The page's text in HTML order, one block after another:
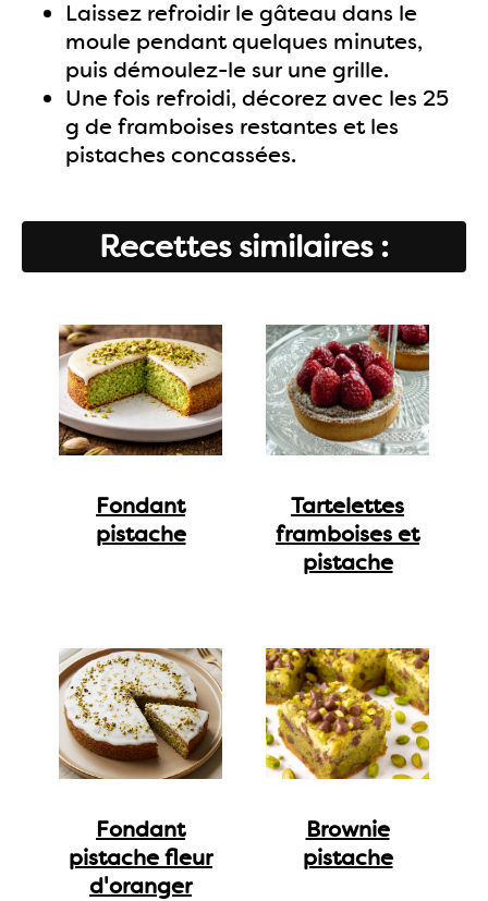
Laissez refroidir le gâteau dans le
moule pendant quelques minutes,
puis démoulez-le sur une grille.
Une fois refroidi, décorez avec les 25
g de framboises restantes et les
pistaches concassées.
Recettes similaires :
Fondant
pistache
Tartelettes
framboises et
pistache
Fondant
pistache fleur
d'oranger
Brownie
pistache